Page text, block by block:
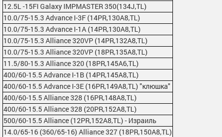
12.5L -15FI Galaxy IMPMASTER 350(134J,TL)
10.0/75-15.3 Advance I-3F (14PR,130A8,TL)
10.0/75-15.3 Advance I-1А (14PR,130A8,TL)
10.0/75-15.3 Alliance 320VP (14PR,132A8,TL)
10.0/75-15.3 Alliance 320VP (18PR,135A8,TL)
11.5/80-15.3 Alliance 320 (18PR,145A6,TL)
400/60-15.5 Advance I-1B (14PR,145A8,TL)
400/60-15.5 Advance I-3E (16PR,149А8,TL) "клюшка"
400/60-15.5 Alliance 328 (16PR,148А8,TL)
400/60-15.5 Alliance 328 (20PR,152A8,TL)
500/60-15.5 Alliance (12PR,152A8,TL) - Израиль
14.0/65-16 (360/65-16) Alliance 327 (18PR,150А8,TL)